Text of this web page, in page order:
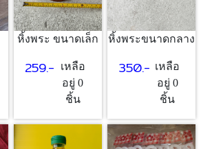
หิ้งพระ ขนาดเล็ก
259.-
เหลือ
อยู่ 0
ชิ้น
หิ้งพระขนาดกลาง
350.- เหลือ
อยู่ 0
ชิ้น